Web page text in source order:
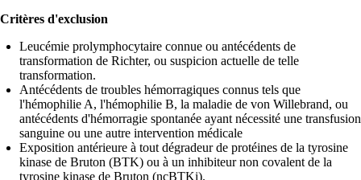
Critères d'exclusion
Leucémie prolymphocytaire connue ou antécédents de
transformation de Richter, ou suspicion actuelle de telle
transformation.
Antécédents de troubles hémorragiques connus tels que
l'hémophilie A, l'hémophilie B, la maladie de von Willebrand, ou
antécédents d'hémorragie spontanée ayant nécessité une transfusion
sanguine ou une autre intervention médicale
Exposition antérieure à tout dégradeur de protéines de la tyrosine
kinase de Bruton (BTK) ou à un inhibiteur non covalent de la
tyrosine kinase de Bruton (ncBTKi).